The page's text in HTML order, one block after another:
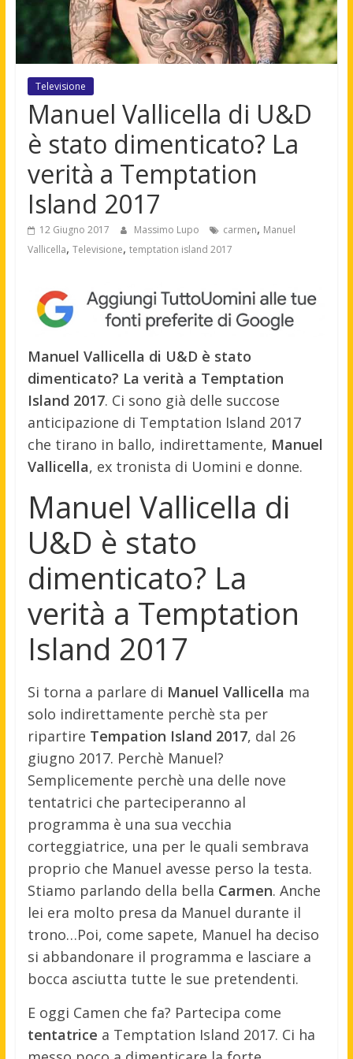
Televisione
Manuel Vallicella di U&D
è stato dimenticato? La
verità a Temptation
Island 2017
12 Giugno 2017 Massimo Lupo carmen, Manuel
Vallicella, Televisione, temptation island 2017
Manuel Vallicella di U&D è stato
dimenticato? La verità a Temptation
Island 2017. Ci sono già delle succose
anticipazione di Temptation Island 2017
che tirano in ballo, indirettamente, Manuel
Vallicella, ex tronista di Uomini e donne.
Manuel Vallicella di
U&D è stato
dimenticato? La
verità a Temptation
Island 2017
Si torna a parlare di Manuel Vallicella ma
solo indirettamente perchè sta per
ripartire Tempation Island 2017, dal 26
giugno 2017. Perchè Manuel?
Semplicemente perchè una delle nove
tentatrici che parteciperanno al
programma è una sua vecchia
corteggiatrice, una per le quali sembrava
proprio che Manuel avesse perso la testa.
Stiamo parlando della bella Carmen. Anche
lei era molto presa da Manuel durante il
trono…Poi, come sapete, Manuel ha deciso
si abbandonare il programma e lasciare a
bocca asciutta tutte le sue pretendenti.
E oggi Camen che fa? Partecipa come
tentatrice a Temptation Island 2017. Ci ha